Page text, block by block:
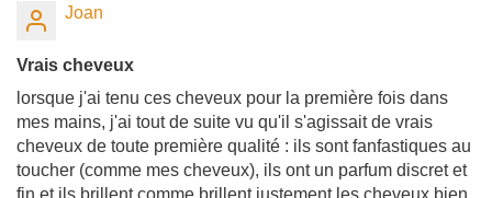
Joan
Vrais cheveux
lorsque j'ai tenu ces cheveux pour la première fois dans
mes mains, j'ai tout de suite vu qu'il s'agissait de vrais
cheveux de toute première qualité : ils sont fanfastiques au
toucher (comme mes cheveux), ils ont un parfum discret et
fin et ils brillent comme brillent justement les cheveux bien